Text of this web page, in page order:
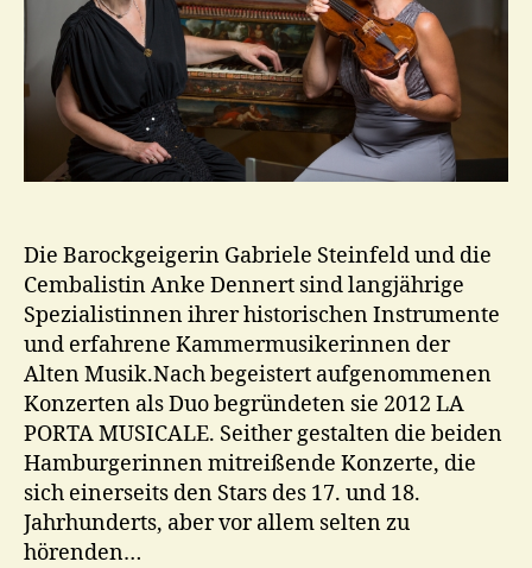
Die Barockgeigerin Gabriele Steinfeld und die
Cembalistin Anke Dennert sind langjährige
Spezialistinnen ihrer historischen Instrumente
und erfahrene Kammermusikerinnen der
Alten Musik.Nach begeistert aufgenommenen
Konzerten als Duo begründeten sie 2012 LA
PORTA MUSICALE. Seither gestalten die beiden
Hamburgerinnen mitreißende Konzerte, die
sich einerseits den Stars des 17. und 18.
Jahrhunderts, aber vor allem selten zu
hörenden…